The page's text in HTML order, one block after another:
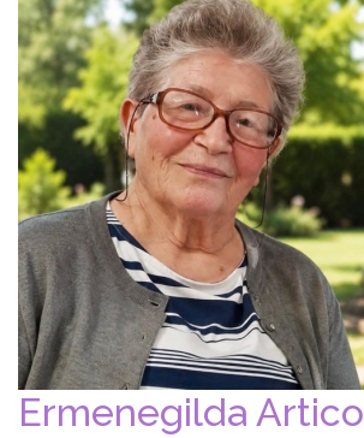
Ermenegilda Artico